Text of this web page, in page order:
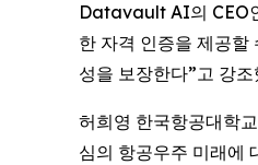
Datavault AI의 CEO
한 자격 인증을 제공할
성을 보장한다”고 강조
허희영 한국항공대학
심의 항공우주 미래에